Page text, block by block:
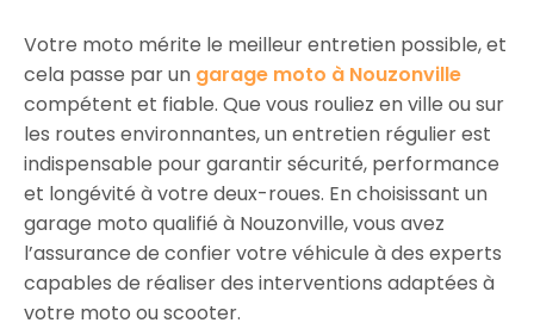
Votre moto mérite le meilleur entretien possible, et
cela passe par un garage moto à Nouzonville
compétent et fiable. Que vous rouliez en ville ou sur
les routes environnantes, un entretien régulier est
indispensable pour garantir sécurité, performance
et longévité à votre deux-roues. En choisissant un
garage moto qualifié à Nouzonville, vous avez
l’assurance de confier votre véhicule à des experts
capables de réaliser des interventions adaptées à
votre moto ou scooter.